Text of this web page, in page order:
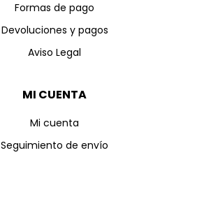
Formas de pago
Devoluciones y pagos
Aviso Legal
MI CUENTA
Mi cuenta
Seguimiento de envío